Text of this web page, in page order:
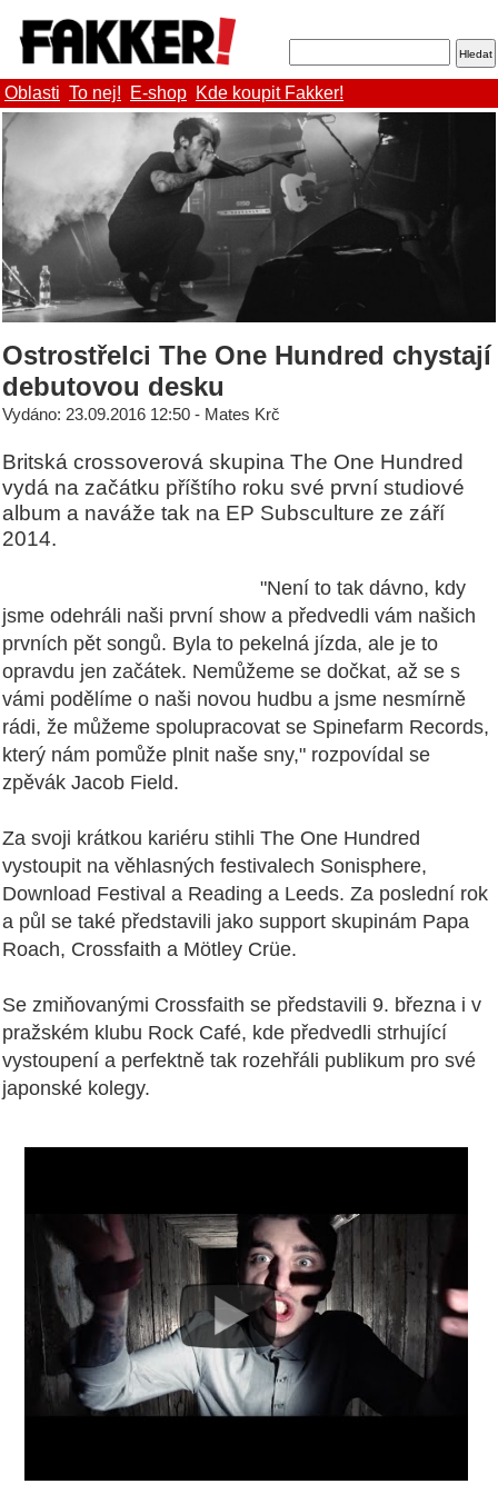
Oblasti To nej! E-shop Kde koupit Fakker!
Ostrostřelci The One Hundred chystají
debutovou desku
Vydáno: 23.09.2016 12:50 - Mates Krč
Britská crossoverová skupina The One Hundred
vydá na začátku příštího roku své první studiové
album a naváže tak na EP Subsculture ze září
2014.
"Není to tak dávno, kdy
jsme odehráli naši první show a předvedli vám našich
prvních pět songů. Byla to pekelná jízda, ale je to
opravdu jen začátek. Nemůžeme se dočkat, až se s
vámi podělíme o naši novou hudbu a jsme nesmírně
rádi, že můžeme spolupracovat se Spinefarm Records,
který nám pomůže plnit naše sny," rozpovídal se
zpěvák Jacob Field.
Za svoji krátkou kariéru stihli The One Hundred
vystoupit na věhlasných festivalech Sonisphere,
Download Festival a Reading a Leeds. Za poslední rok
a půl se také představili jako support skupinám Papa
Roach, Crossfaith a Mötley Crüe.
Se zmiňovanými Crossfaith se představili 9. března i v
pražském klubu Rock Café, kde předvedli strhující
vystoupení a perfektně tak rozehřáli publikum pro své
japonské kolegy.